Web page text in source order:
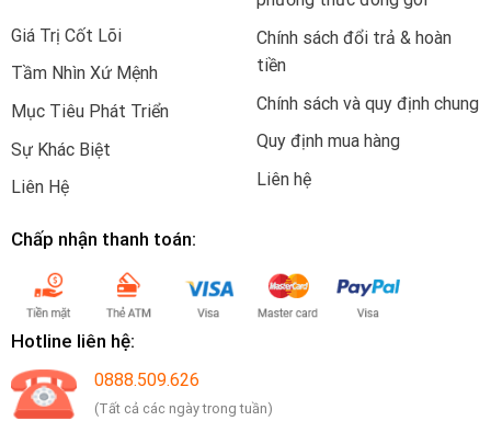
Giá Trị Cốt Lõi
Tầm Nhìn Xứ Mệnh
Mục Tiêu Phát Triển
Sự Khác Biệt
Liên Hệ
Chính sách đổi trả & hoàn
tiền
Chính sách và quy định chung
Quy định mua hàng
Liên hệ
Chấp nhận thanh toán:
Hotline liên hệ:
0888.509.626
(Tất cả các ngày trong tuần)